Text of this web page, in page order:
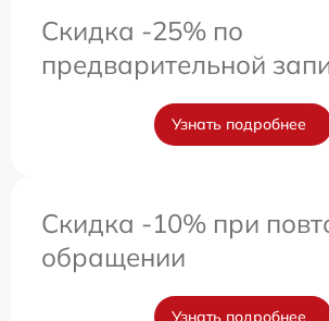
Скидка -25% по
предварительной
Узнать подробнее
Скидка -10% при
обращении
Узнать подробнее